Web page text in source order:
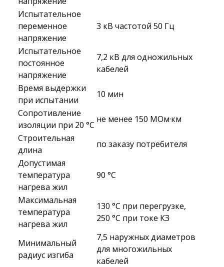
Испытательное
переменное
напряжение
3 кВ частотой 50 Гц
Испытательное
постоянное
напряжение
7,2 кВ для одножильных
кабелей
Время выдержки
при испытании
10 мин
Сопротивление
изоляции при 20 °С
не менее 150 МОм·км
Строительная
длина
по заказу потребителя
Допустимая
температура
нагрева жил
90 °C
Максимальная
температура
нагрева жил
130 °C при перегрузке,
250 °C при токе КЗ
Минимальный
радиус изгиба
7,5 наружных диаметров
для многожильных
кабелей